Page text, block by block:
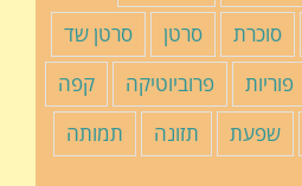
סוכרת סרטן
סרטן שד
פוריות פרוביוטיקה
קפה
שפעת תזונה תמותה